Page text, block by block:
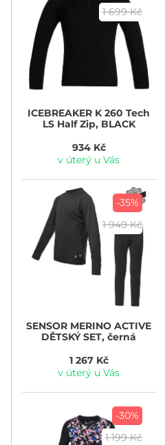
1 699 Kč
ICEBREAKER K 260 Tech
LS Half Zip, BLACK
934 Kč
v úterý u Vás
-35%
1 949 Kč
SENSOR MERINO ACTIVE
DĚTSKÝ SET, černá
1 267 Kč
v úterý u Vás
-30%
1 199 Kč